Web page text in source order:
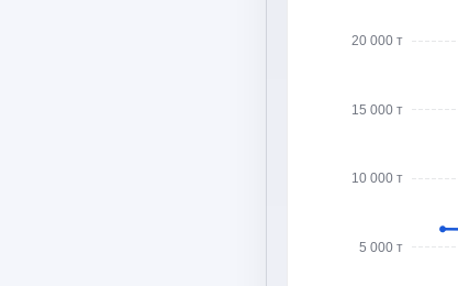
5 000 т
10 000 т
15 000 т
20 000 т